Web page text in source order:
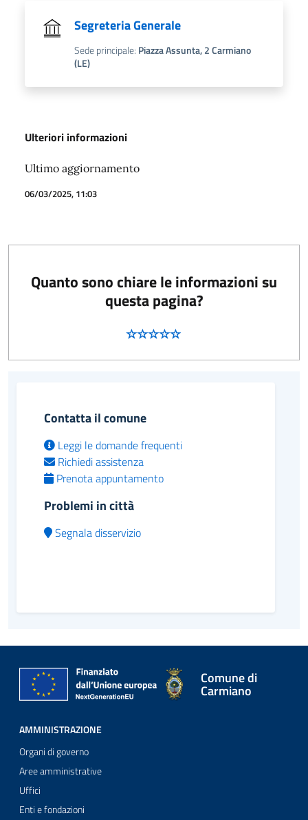
Segreteria Generale
Sede principale: Piazza Assunta, 2 Carmiano
(LE)
Ulteriori informazioni
Ultimo aggiornamento
06/03/2025, 11:03
Quanto sono chiare le informazioni su
questa pagina?
Contatta il comune
Leggi le domande frequenti
Richiedi assistenza
Prenota appuntamento
Problemi in città
Segnala disservizio
Comune di
Carmiano
AMMINISTRAZIONE
Organi di governo
Aree amministrative
Uffici
Enti e fondazioni